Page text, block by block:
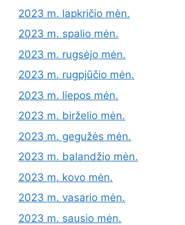
2023 m. lapkričio mėn.
2023 m. spalio mėn.
2023 m. rugsėjo mėn.
2023 m. rugpjūčio mėn.
2023 m. liepos mėn.
2023 m. birželio mėn.
2023 m. gegužės mėn.
2023 m. balandžio mėn.
2023 m. kovo mėn.
2023 m. vasario mėn.
2023 m. sausio mėn.